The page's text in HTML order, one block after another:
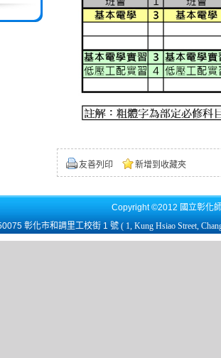
友善列印 新增到收藏夾
Copyright ©2012 國立彰化
彰化市和調里工校街 1 號 ( 1, Kung Hsiao Street,